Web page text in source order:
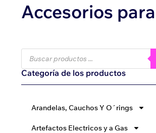
Accesorios
Categoría de los productos
Arandelas, Cauchos Y O´rings
Artefactos Electricos y a Gas